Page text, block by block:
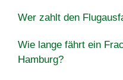
Wer zahlt den
Wie lange fährt ein
Hamburg?